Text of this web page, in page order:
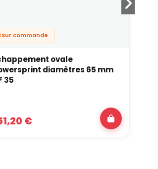
Sur commande
ovale
diamètres 65 mm
35
€